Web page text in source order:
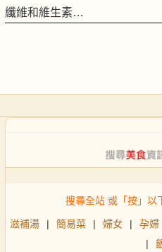
纖維和維生素…
搜尋全站 或「按」以
滋補湯 | 簡易菜 | 婦女 | 孕婦
|